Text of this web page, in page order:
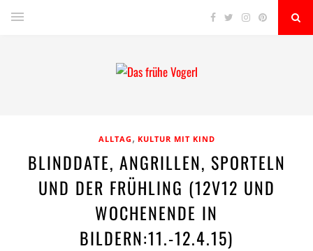
ALLTAG , KULTUR MIT KIND
BLINDDATE, ANGRILLEN, SPORTELN
UND DER FRÜHLING (12V12 UND
WOCHENENDE IN
BILDERN:11.-12.4.15)